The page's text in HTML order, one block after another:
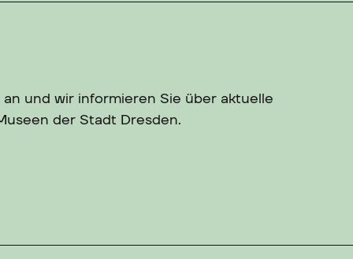
und wir informieren Sie über aktuelle
der Stadt Dresden.